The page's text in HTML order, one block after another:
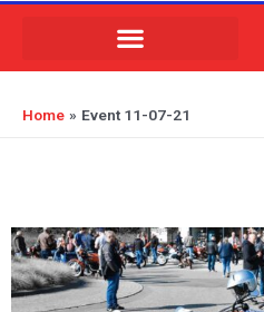
Home Event 11-07-21